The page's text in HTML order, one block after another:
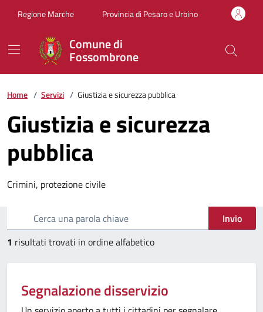
Regione Marche Provincia di Pesaro e Urbino
Comune di
Fossombrone
Home / Servizi / Giustizia e sicurezza pubblica
Giustizia e sicurezza
pubblica
Crimini, protezione civile
Esplora tutti i servizi
Invio
1 risultati trovati in ordine alfabetico
Categoria:
Segnalazione disservizio